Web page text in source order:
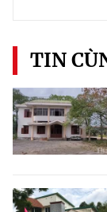
TIN